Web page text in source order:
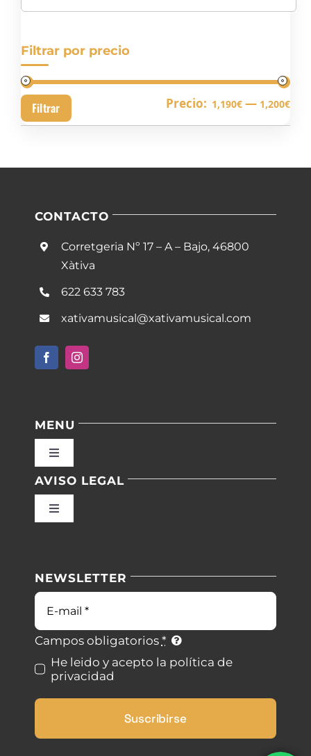
Filtrar por precio
Filtrar Precio: 1,190€ — 1,200€
CONTACTO
Corretgeria Nº 17 – A – Bajo, 46800
Xàtiva
622 633 783
xativamusical@xativamusical.com
MENU
Toggle
Inicio
Blog
Contacto
AVISO LEGAL
Toggle
Condiciones de uso
Ley de cookies
Desistimiento
NEWSLETTER
Correo
electrónico
Campos obligatorios *
He leido y acepto la política de
privacidad
Suscribirse